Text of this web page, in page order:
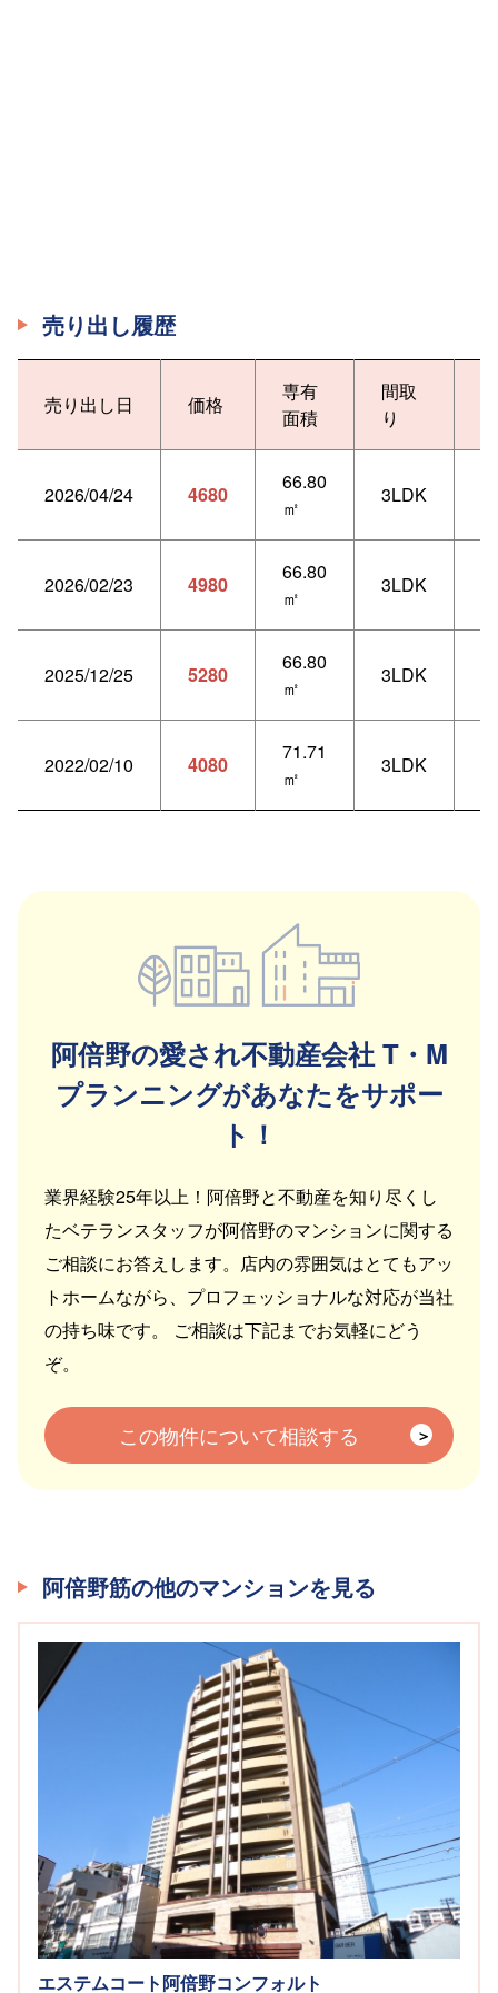
売り出し履歴
売り出し日 価格
専有
面積
間取
り
2026/04/24 4680
66.80
㎡
3LDK
2026/02/23 4980
66.80
㎡
3LDK
2025/12/25 5280
66.80
㎡
3LDK
2022/02/10 4080
71.71
㎡
3LDK
阿倍野の愛され不動産会社 T・M
プランニングがあなたをサポー
ト！
業界経験25年以上！阿倍野と不動産を知り尽くし
たベテランスタッフが阿倍野のマンションに関する
ご相談にお答えします。店内の雰囲気はとてもアッ
トホームながら、プロフェッショナルな対応が当社
の持ち味です。 ご相談は下記までお気軽にどう
ぞ。
この物件について相談する
阿倍野筋の他のマンションを見る
エステムコート阿倍野コンフォルト